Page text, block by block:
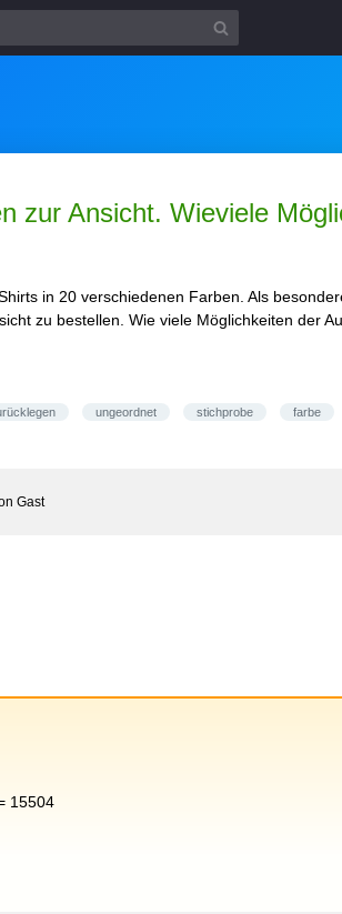
zur Ansicht. Wieviele
in 20 verschiedenen Farben. Als
zu bestellen. Wie viele Möglichkeiten der
ungeordnet stichprobe farbe
Gast
15504